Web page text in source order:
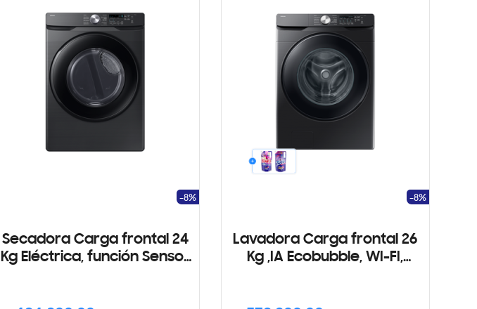
Secadora Carga frontal 24
Kg Eléctrica, función Sensor
-8%
Lavadora Carga frontal 26
Kg ,IA Ecobubble, WI-FI,
-8%